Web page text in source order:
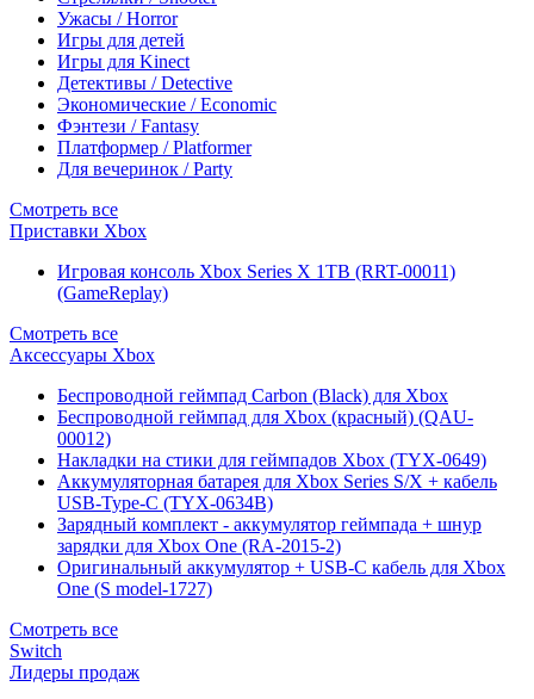
Ужасы / Horror
Игры для детей
Игры для Kinect
Детективы / Detective
Экономические / Economic
Фэнтези / Fantasy
Платформер / Platformer
Для вечеринок / Party
Смотреть все
Приставки Xbox
Игровая консоль Xbox Series X 1TB (RRT-00011)
(GameReplay)
Смотреть все
Аксессуары Xbox
Беспроводной геймпад Carbon (Black) для Xbox
Беспроводной геймпад для Xbox (красный) (QAU-
00012)
Накладки на стики для геймпадов Xbox (TYX-0649)
Аккумуляторная батарея для Xbox Series S/X + кабель
USB-Type-C (TYX-0634B)
Зарядный комплект - аккумулятор геймпада + шнур
зарядки для Xbox One (RA-2015-2)
Оригинальный аккумулятор + USB-C кабель для Xbox
One (S model-1727)
Смотреть все
Switch
Лидеры продаж